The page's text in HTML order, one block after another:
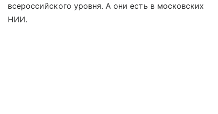
всероссийского уровня. А они есть в московских
НИИ.